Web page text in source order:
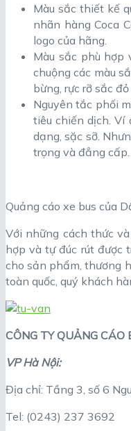
Màu sắc thiết kế
nhãn hàng Coca
logo của hãng.
Màu sắc phù hợp
chuộng các màu
bừng, rực rỡ sắc
Nguyên tắc phối
tiêu chiến dịch. Ví
dạng, sặc sỡ.
trọng và đẳng cấp.
Quảng cáo xe bus của
Với những cách thức
hợp và tự đúc rút được
cho sản phẩm, thương
toàn quốc, quý khách
CÔNG TY QUẢNG CÁO
VP Hà Nội:
Địa chỉ: Tầng 3, số 6
Tel: (0243) 237 3692